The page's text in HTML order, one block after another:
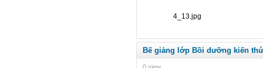
4_13.jpg
Bế giảng lớp Bồi dưỡng kiến